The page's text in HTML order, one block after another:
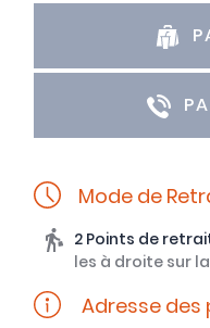
Mode de
2 Points de
les à droite sur
Adresse